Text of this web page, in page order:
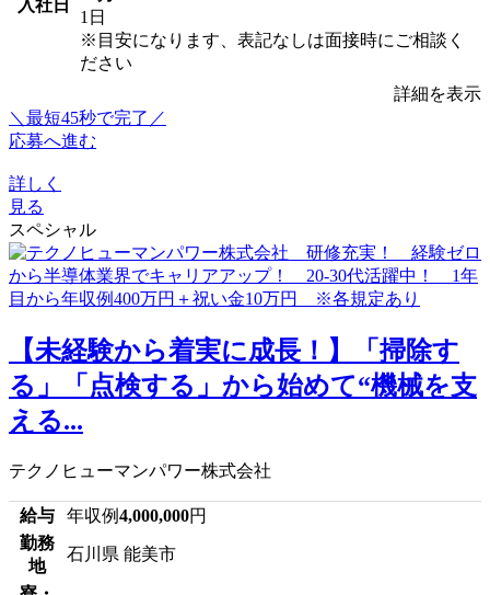
入社日
1日
※目安になります、表記なしは面接時にご相談く
ださい
詳細を表示
＼最短45秒で完了／
応募へ進む
詳しく
見る
スペシャル
【未経験から着実に成長！】「掃除す
る」「点検する」から始めて“機械を支
える...
テクノヒューマンパワー株式会社
給与 年収例4,000,000円
勤務
地
石川県 能美市